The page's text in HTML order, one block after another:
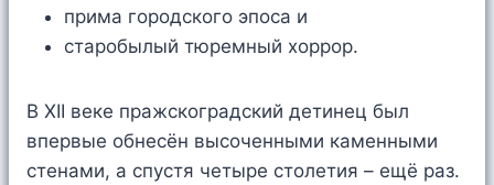
прима городского эпоса и
старобылый тюремный хоррор.
В XII веке пражскоградский детинец был
впервые обнесён высоченными каменными
стенами, а спустя четыре столетия – ещё раз.